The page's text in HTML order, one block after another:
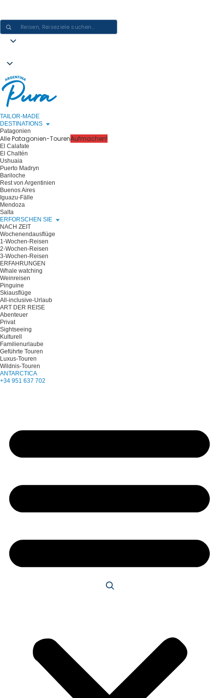
TAILOR-MADE
DESTINATIONS
Patagonien
Alle Patagonien-TourenAufmachen!
El Calafate
El Chaltén
Ushuaia
Puerto Madryn
Bariloche
Rest von Argentinien
Buenos Aires
Iguazu-Fälle
Mendoza
Salta
ERFORSCHEN SIE
NACH ZEIT
Wochenendausflüge
1-Wochen-Reisen
2-Wochen-Reisen
3-Wochen-Reisen
ERFAHRUNGEN
Whale watching
Weinreisen
Pinguine
Skiausflüge
All-inclusive-Urlaub
ART DER REISE
Abenteuer
Privat
Sightseeing
Kulturell
Familienurlaube
Geführte Touren
Luxus-Touren
Wildnis-Touren
ANTARCTICA
+34 951 637 702